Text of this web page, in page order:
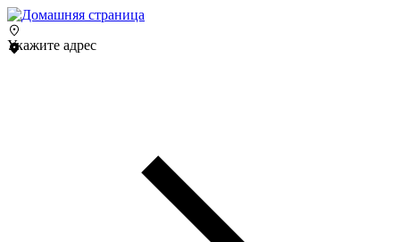
Укажите адрес